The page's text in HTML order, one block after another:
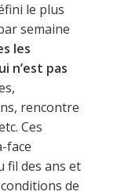
le plus
semaine
les
n’est pas
rencontre
Ces
face
fil des ans et
de